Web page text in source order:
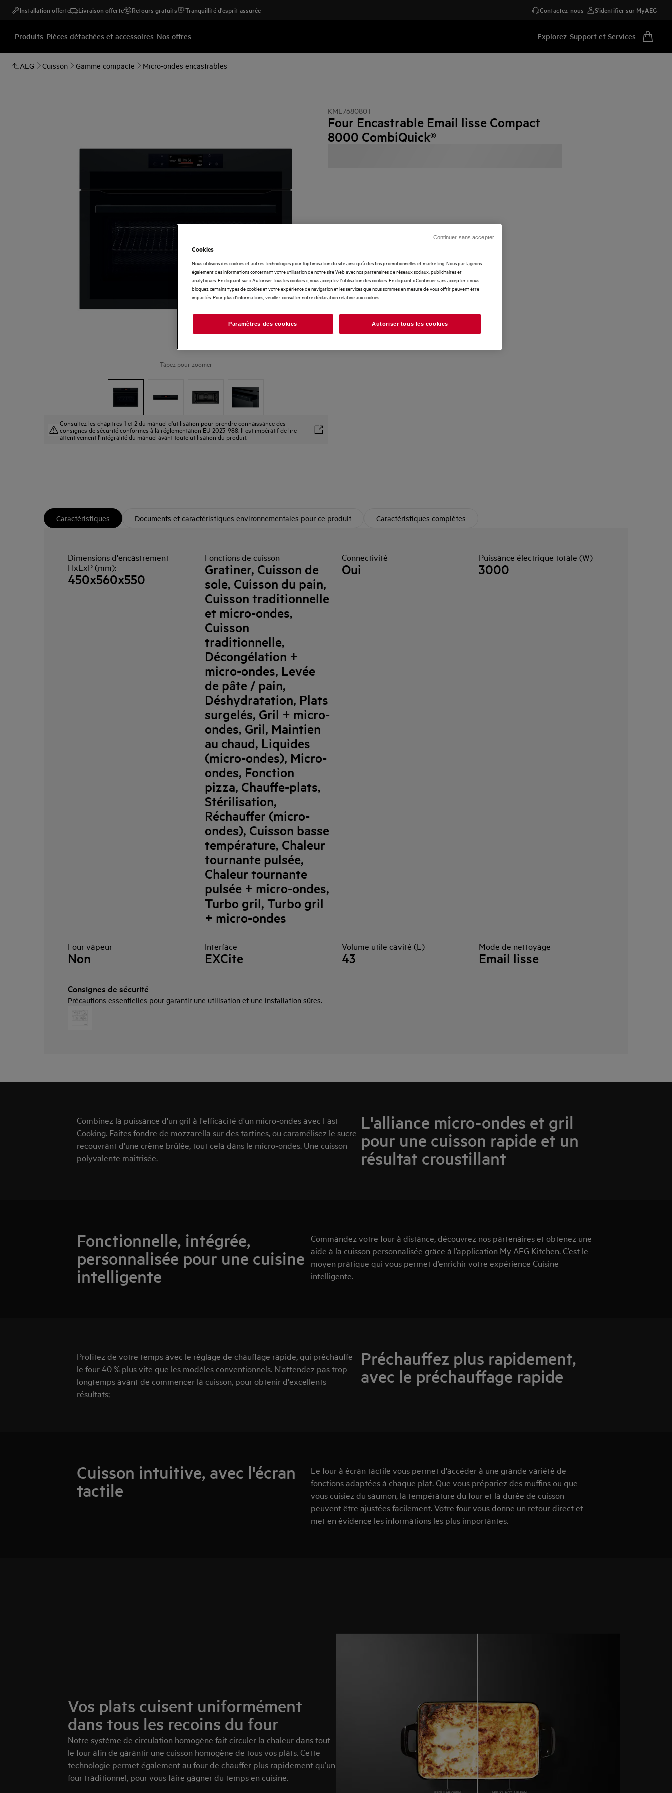
Installation offerte Livraison offerte Retours gratuits Tranquillité d'esprit assurée Contactez-nous S'identifier sur MyAEG
Produits Pièces détachées et accessoires Nos offres Explorez Support et Services
AEG Cuisson Gamme compacte Micro-ondes encastrables
Tapez pour zoomer
Consultez les chapitres 1 et 2 du manuel d'utilisation pour prendre connaissance des
consignes de sécurité conformes à la réglementation EU 2023-988. Il est impératif de lire
attentivement l'intégralité du manuel avant toute utilisation du produit.
KME768080T
Four Encastrable Email lisse Compact
8000 CombiQuick®
Caractéristiques Documents et caractéristiques environnementales pour ce produit Caractéristiques complètes
Dimensions d'encastrement
HxLxP (mm):
450x560x550
Fonctions de cuisson
Gratiner, Cuisson de
sole, Cuisson du pain,
Cuisson traditionnelle
et micro-ondes,
Cuisson
traditionnelle,
Décongélation +
micro-ondes, Levée
de pâte / pain,
Déshydratation, Plats
surgelés, Gril + micro-
ondes, Gril, Maintien
au chaud, Liquides
(micro-ondes), Micro-
ondes, Fonction
pizza, Chauffe-plats,
Stérilisation,
Réchauffer (micro-
ondes), Cuisson basse
température, Chaleur
tournante pulsée,
Chaleur tournante
pulsée + micro-ondes,
Turbo gril, Turbo gril
+ micro-ondes
Connectivité
Oui
Puissance électrique totale (W)
3000
Four vapeur
Non
Interface
EXCite
Volume utile cavité (L)
43
Mode de nettoyage
Email lisse
Consignes de sécurité
Précautions essentielles pour garantir une utilisation et une installation sûres.
L'alliance micro-ondes et gril
pour une cuisson rapide et un
résultat croustillant
Combinez la puissance d'un gril à l'efficacité d'un micro-ondes avec Fast
Cooking. Faites fondre de mozzarella sur des tartines, ou caramélisez le sucre
recouvrant d'une crème brûlée, tout cela dans le micro-ondes. Une cuisson
polyvalente maîtrisée.
Fonctionnelle, intégrée,
personnalisée pour une cuisine
intelligente
Commandez votre four à distance, découvrez nos partenaires et obtenez une
aide à la cuisson personnalisée grâce à l’application My AEG Kitchen. C’est le
moyen pratique qui vous permet d’enrichir votre expérience Cuisine
intelligente.
Préchauffez plus rapidement,
avec le préchauffage rapide
Profitez de votre temps avec le réglage de chauffage rapide, qui préchauffe
le four 40 % plus vite que les modèles conventionnels. N'attendez pas trop
longtemps avant de commencer la cuisson, pour obtenir d'excellents
résultats;
Cuisson intuitive, avec l'écran
tactile
Le four à écran tactile vous permet d'accéder à une grande variété de
fonctions adaptées à chaque plat. Que vous prépariez des muffins ou que
vous cuisiez du saumon, la température du four et la durée de cuisson
peuvent être ajustées facilement. Votre four vous donne un retour direct et
met en évidence les informations les plus importantes.
Vos plats cuisent uniformément
dans tous les recoins du four
Notre système de circulation homogène fait circuler la chaleur dans tout
le four afin de garantir une cuisson homogène de tous vos plats. Cette
technologie permet également au four de chauffer plus rapidement qu’un
four traditionnel, pour vous faire gagner du temps en cuisine.
Cookies
Nous utilisons des cookies et autres technologies pour l’optimisation du site ainsi qu’à des fins promotionnelles et marketing. Nous partageons
également des informations concernant votre utilisation de notre site Web avec nos partenaires de réseaux sociaux, publicitaires et
analytiques. En cliquant sur « Autoriser tous les cookies », vous acceptez l'utilisation des cookies. En cliquant « Continuer sans accepter » vous
bloquez certains types de cookies et votre expérience de navigation et les services que nous sommes en mesure de vous offrir peuvent être
impactés. Pour plus d'informations, veuillez consulter notre déclaration relative aux cookies.
Paramètres des cookies Autoriser tous les cookies
Continuer sans accepter